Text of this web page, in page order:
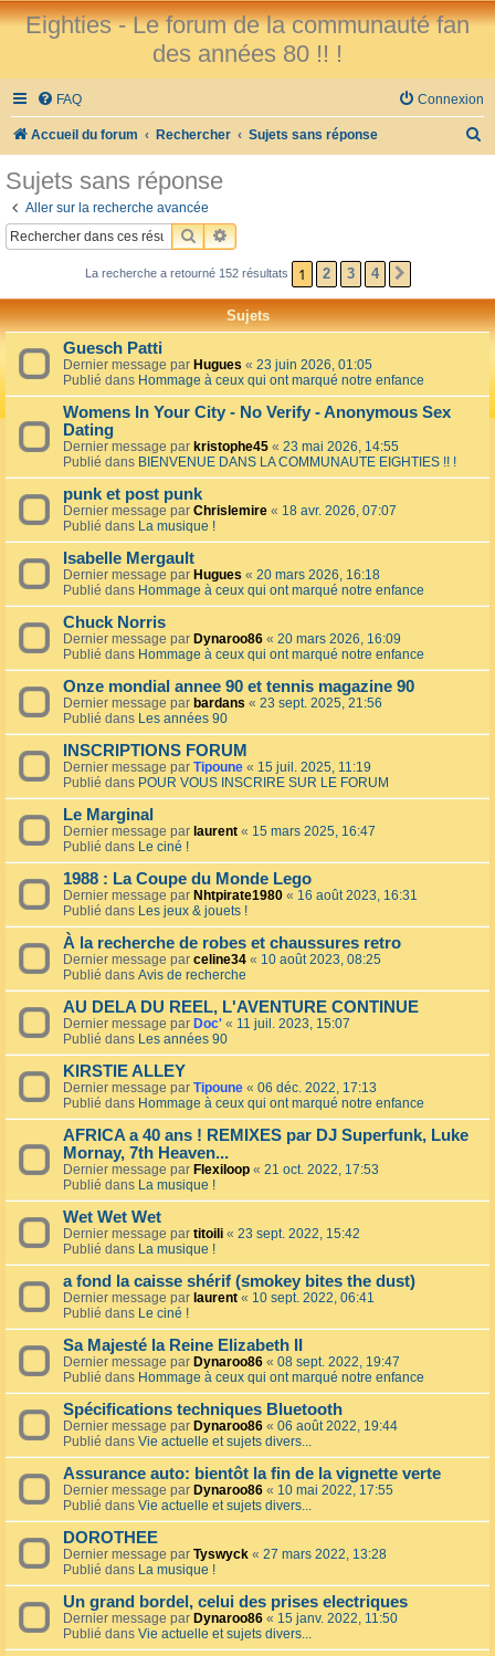
Eighties - Le forum de la communauté fan
des années 80 !! !
FAQ Connexion
Accueil du forum Rechercher Sujets sans réponse
h
r
Sujets sans réponse
Aller sur la recherche avancée
RECHERCHER
RECHERCHE AVANCÉE
La recherche a retourné 152 résultats 1 2 3 4
Sujets
Guesch Patti
Dernier message par Hugues « 23 juin 2026, 01:05
Publié dans Hommage à ceux qui ont marqué notre enfance
Womens In Your City - No Verify - Anonymous Sex
Dating
Dernier message par kristophe45 « 23 mai 2026, 14:55
Publié dans BIENVENUE DANS LA COMMUNAUTE EIGHTIES !! !
punk et post punk
Dernier message par Chrislemire « 18 avr. 2026, 07:07
Publié dans La musique !
Isabelle Mergault
Dernier message par Hugues « 20 mars 2026, 16:18
Publié dans Hommage à ceux qui ont marqué notre enfance
Chuck Norris
Dernier message par Dynaroo86 « 20 mars 2026, 16:09
Publié dans Hommage à ceux qui ont marqué notre enfance
Onze mondial annee 90 et tennis magazine 90
Dernier message par bardans « 23 sept. 2025, 21:56
Publié dans Les années 90
INSCRIPTIONS FORUM
Dernier message par Tipoune « 15 juil. 2025, 11:19
Publié dans POUR VOUS INSCRIRE SUR LE FORUM
Le Marginal
Dernier message par laurent « 15 mars 2025, 16:47
Publié dans Le ciné !
1988 : La Coupe du Monde Lego
Dernier message par Nhtpirate1980 « 16 août 2023, 16:31
Publié dans Les jeux & jouets !
À la recherche de robes et chaussures retro
Dernier message par celine34 « 10 août 2023, 08:25
Publié dans Avis de recherche
AU DELA DU REEL, L'AVENTURE CONTINUE
Dernier message par Doc' « 11 juil. 2023, 15:07
Publié dans Les années 90
KIRSTIE ALLEY
Dernier message par Tipoune « 06 déc. 2022, 17:13
Publié dans Hommage à ceux qui ont marqué notre enfance
AFRICA a 40 ans ! REMIXES par DJ Superfunk, Luke
Mornay, 7th Heaven...
Dernier message par Flexiloop « 21 oct. 2022, 17:53
Publié dans La musique !
Wet Wet Wet
Dernier message par titoili « 23 sept. 2022, 15:42
Publié dans La musique !
a fond la caisse shérif (smokey bites the dust)
Dernier message par laurent « 10 sept. 2022, 06:41
Publié dans Le ciné !
Sa Majesté la Reine Elizabeth II
Dernier message par Dynaroo86 « 08 sept. 2022, 19:47
Publié dans Hommage à ceux qui ont marqué notre enfance
Spécifications techniques Bluetooth
Dernier message par Dynaroo86 « 06 août 2022, 19:44
Publié dans Vie actuelle et sujets divers...
Assurance auto: bientôt la fin de la vignette verte
Dernier message par Dynaroo86 « 10 mai 2022, 17:55
Publié dans Vie actuelle et sujets divers...
DOROTHEE
Dernier message par Tyswyck « 27 mars 2022, 13:28
Publié dans La musique !
Un grand bordel, celui des prises electriques
Dernier message par Dynaroo86 « 15 janv. 2022, 11:50
Publié dans Vie actuelle et sujets divers...